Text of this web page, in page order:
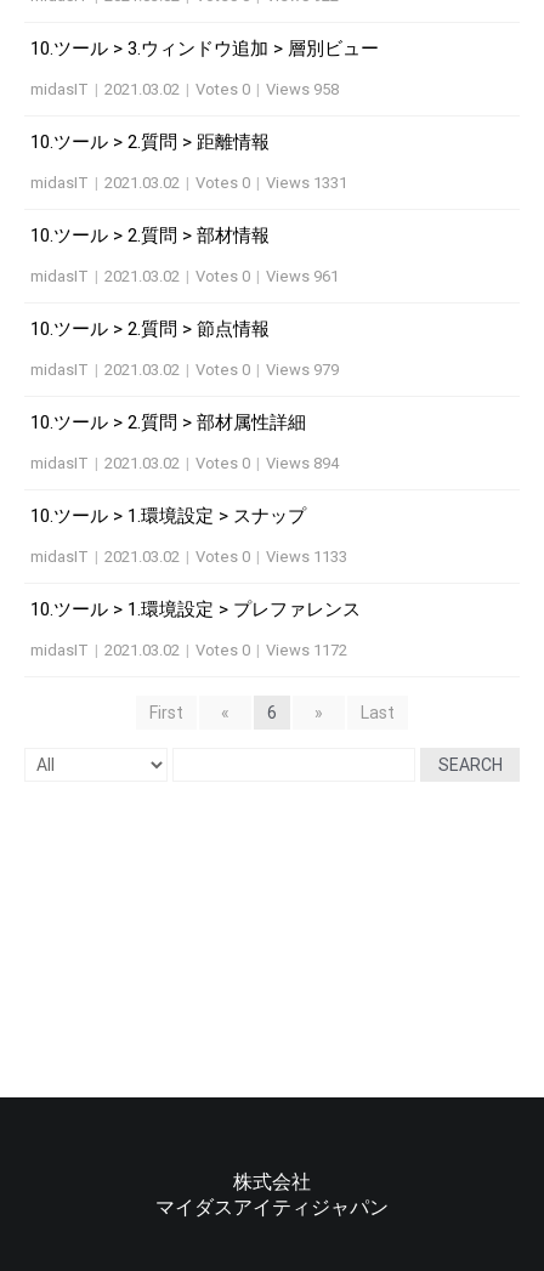
10.ツール > 3.ウィンドウ追加 > 層別ビュー
midasIT | 2021.03.02 | Votes 0 | Views 958
10.ツール > 2.質問 > 距離情報
midasIT | 2021.03.02 | Votes 0 | Views 1331
10.ツール > 2.質問 > 部材情報
midasIT | 2021.03.02 | Votes 0 | Views 961
10.ツール > 2.質問 > 節点情報
midasIT | 2021.03.02 | Votes 0 | Views 979
10.ツール > 2.質問 > 部材属性詳細
midasIT | 2021.03.02 | Votes 0 | Views 894
10.ツール > 1.環境設定 > スナップ
midasIT | 2021.03.02 | Votes 0 | Views 1133
10.ツール > 1.環境設定 > プレファレンス
midasIT | 2021.03.02 | Votes 0 | Views 1172
First « 6 » Last
SEARCH
株式会社
マイダスアイティジャパン